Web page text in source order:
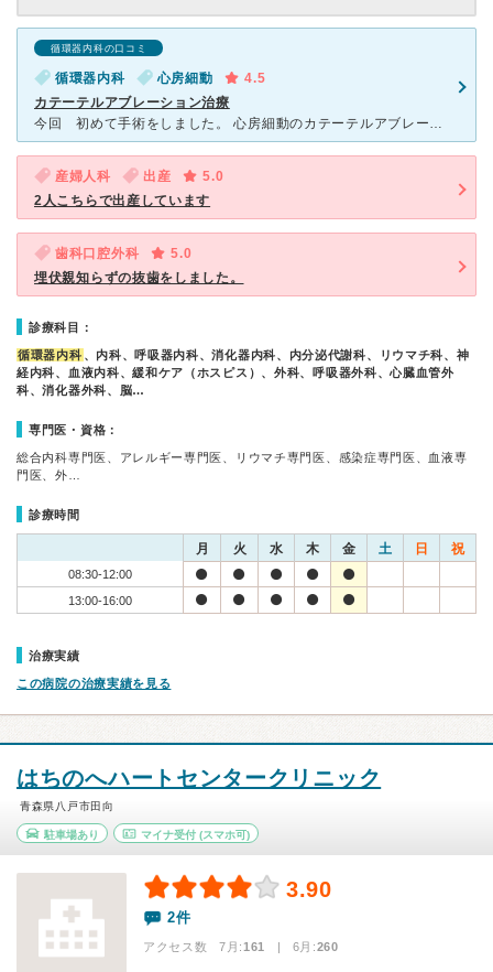
循環器内科の口コミ
循環器内科 心房細動
4.5
カテーテルアブレーション治療
今回 初めて手術をしました。 心房細動のカテーテルアブレーションです。 大きい病院は、初めてですし手術も30年ぶりです。 検査自体は、大きい病院にありがちな事務的な感じがしますが 話しかけ
産婦人科 出産
5.0
2人こちらで出産しています
歯科口腔外科
5.0
埋伏親知らずの抜歯をしました。
診療科目：
循環器内科 、内科、呼吸器内科、消化器内科、内分泌代謝科、リウマチ科、神
経内科、血液内科、緩和ケア（ホスピス）、外科、呼吸器外科、心臓血管外
科、消化器外科、脳…
専門医・資格：
総合内科専門医、アレルギー専門医、リウマチ専門医、感染症専門医、血液専
門医、外…
診療時間
月 火 水 木 金 土 日 祝
08:30-12:00
13:00-16:00
治療実績
この病院の治療実績を見る
はちのへハートセンタークリニック
青森県八戸市田向
駐車場あり マイナ受付(スマホ可)
3.90
2件
アクセス数 7月:161 | 6月:260